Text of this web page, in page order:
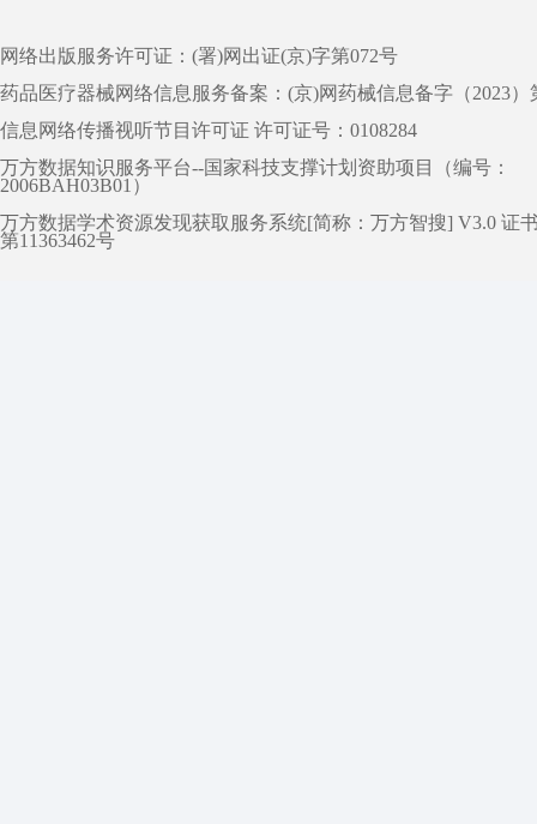
网络出版服务许可证：(署)网出证(京)字第072号
药品医疗器械网络信息服务备案：(京)网药械信息备字（2023）
信息网络传播视听节目许可证 许可证号：0108284
万方数据知识服务平台--国家科技支撑计划资助项目（编号：
2006BAH03B01）
万方数据学术资源发现获取服务系统[简称：万方智搜] V3.0 证
第11363462号